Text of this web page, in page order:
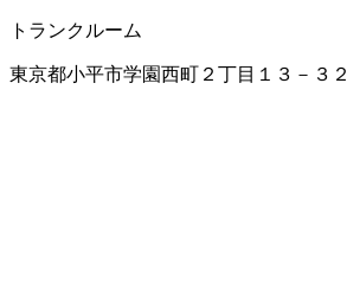
トランクルーム
東京都小平市学園西町２丁目１３－３２